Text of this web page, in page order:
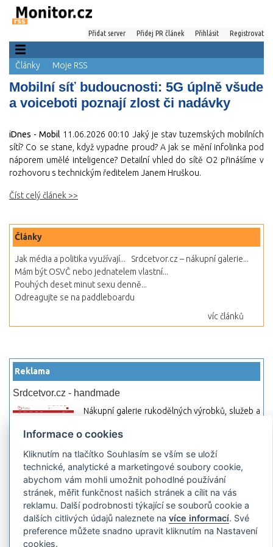
Přidat server Přidej PR článek Přihlásit Registrovat
Články Moje RSS
Mobilní síť budoucnosti: 5G úplně všude
a voiceboti poznají zlost či nadávky
iDnes - Mobil 11.06.2026 00:10 Jaký je stav tuzemských mobilních
sítí? Co se stane, když vypadne proud? A jak se mění infolinka pod
náporem umělé inteligence? Detailní vhled do sítě O2 přinášíme v
rozhovoru s technickým ředitelem Janem Hruškou.
Číst celý článek >>
Články
Jak média a politika využívají...
Srdcetvor.cz – nákupní galerie...
Mám být OSVČ nebo jednatelem vlastní...
Pouhých deset minut sexu denně...
Odreagujte se na paddleboardu
víc článků
Reklama
Srdcetvor.cz - handmade
Nákupní galerie rukodělných výrobků, služeb a
začít prodávat nebo jen nakupovat.
Hledej-hosting.cz - webhosting, VPS
hosting
Přehled webhostingových, multihosting a VPS
hosting programů s možností jejich
pokročilého vyhledávání a porovnávání.
Najděte si jednoduše vhodný hosting.
Informace o cookies
Kliknutím na tlačítko Souhlasím se vším se uloží
technické, analytické a marketingové soubory cookie,
abychom vám mohli umožnit pohodlné používání
stránek, měřit funkčnost našich stránek a cílit na vás
reklamu. Další podrobnosti týkající se souborů cookie a
dalších citlivých údajů naleznete navíce informací. Své
preference můžete snadno upravit kliknutím na Nastavení
cookies.